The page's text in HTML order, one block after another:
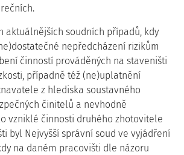
aktuálnějších soudních případů, kdy
nepředcházení rizikům
činností prováděných na staveništi
případně též (ne)uplatnění
z hlediska soustavného
činitelů a nevhodně
vzniklé činnosti druhého zhotovitele
byl Nejvyšší správní soud ve vyjádření
na daném pracovišti dle názoru